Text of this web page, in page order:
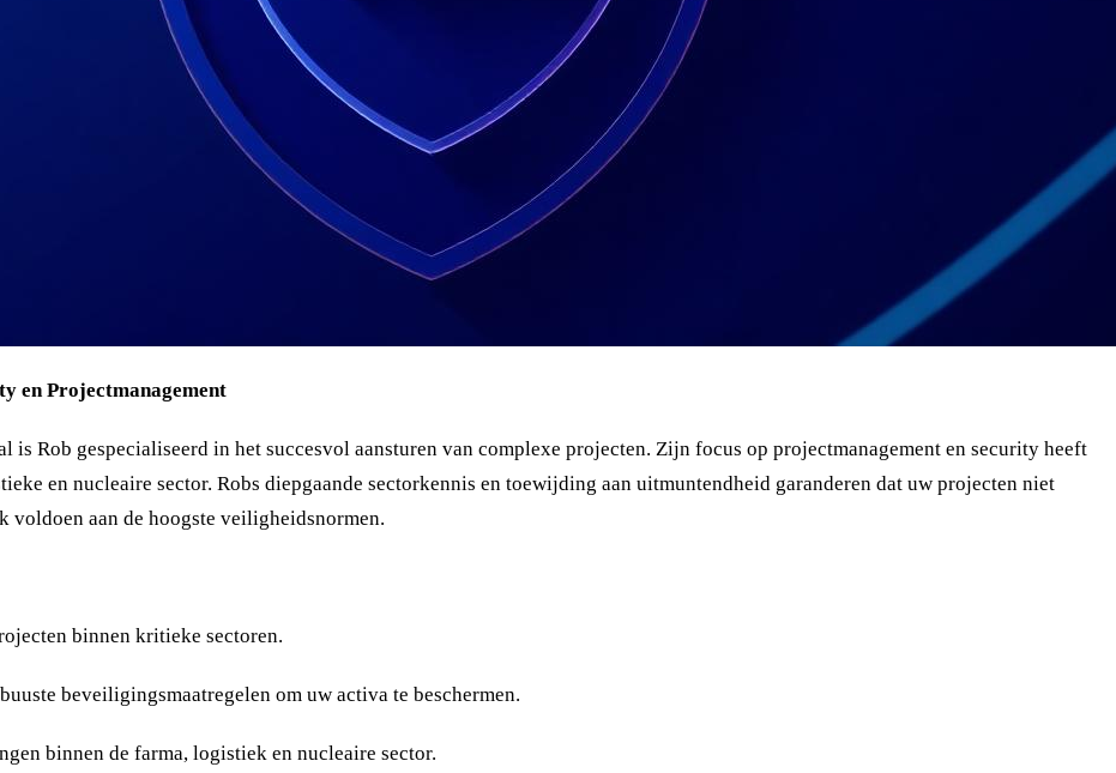
en Projectmanagement
Rob gespecialiseerd in het succesvol aansturen van complexe projecten. Zijn focus op projectmanagement en security heeft
en nucleaire sector. Robs diepgaande sectorkennis en toewijding aan uitmuntendheid garanderen dat uw projecten niet
voldoen aan de hoogste veiligheidsnormen.
binnen kritieke sectoren.
beveiligingsmaatregelen om uw activa te beschermen.
binnen de farma, logistiek en nucleaire sector.